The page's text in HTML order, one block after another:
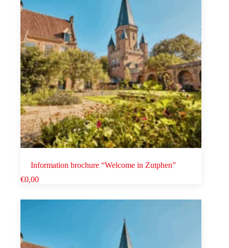
Information brochure “Welcome in Zutphen”
€0,00